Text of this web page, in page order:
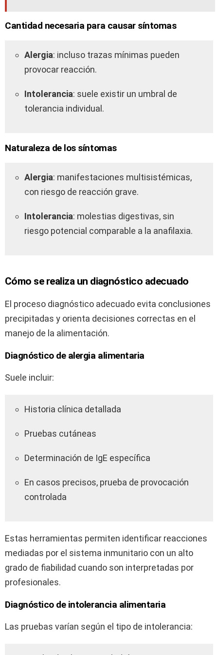
Cantidad necesaria para causar síntomas
Alergia: incluso trazas mínimas pueden
provocar reacción.
Intolerancia: suele existir un umbral de
tolerancia individual.
Naturaleza de los síntomas
Alergia: manifestaciones multisistémicas,
con riesgo de reacción grave.
Intolerancia: molestias digestivas, sin
riesgo potencial comparable a la anafilaxia.
Cómo se realiza un diagnóstico adecuado
El proceso diagnóstico adecuado evita conclusiones
precipitadas y orienta decisiones correctas en el
manejo de la alimentación.
Diagnóstico de alergia alimentaria
Suele incluir:
Historia clínica detallada
Pruebas cutáneas
Determinación de IgE específica
En casos precisos, prueba de provocación
controlada
Estas herramientas permiten identificar reacciones
mediadas por el sistema inmunitario con un alto
grado de fiabilidad cuando son interpretadas por
profesionales.
Diagnóstico de intolerancia alimentaria
Las pruebas varían según el tipo de intolerancia: